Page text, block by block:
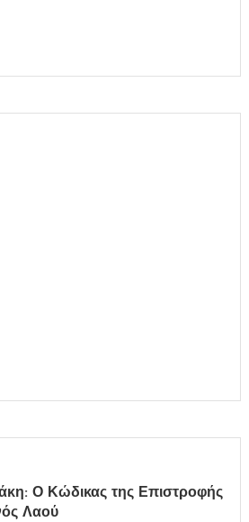
Ο Κώδικας της Επιστροφής
Λαού